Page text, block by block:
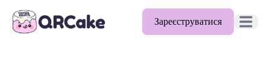
Зареєструватися